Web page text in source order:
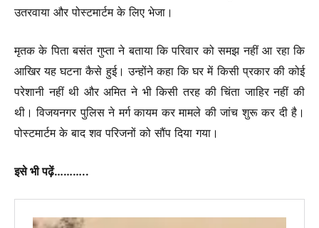
उतरवाया और पोस्टमार्टम के लिए भेजा।
मृतक के पिता बसंत गुप्ता ने बताया कि परिवार को समझ नहीं आ रहा कि
आखिर यह घटना कैसे हुई। उन्होंने कहा कि घर में किसी प्रकार की कोई
परेशानी नहीं थी और अमित ने भी किसी तरह की चिंता जाहिर नहीं की
थी। विजयनगर पुलिस ने मर्ग कायम कर मामले की जांच शुरू कर दी है।
पोस्टमार्टम के बाद शव परिजनों को सौंप दिया गया।
इसे भी पढ़ें………..